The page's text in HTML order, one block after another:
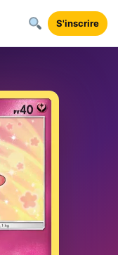
S'inscrire